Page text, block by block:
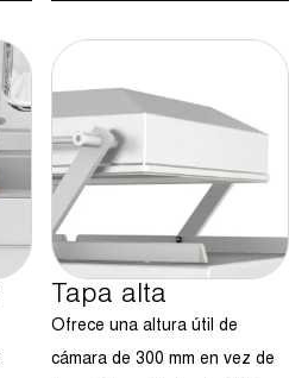
Tapa alta
Ofrece una altura útil de
cámara de 300 mm en vez de